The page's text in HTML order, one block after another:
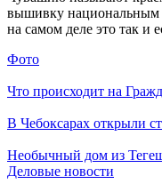
вышивку национальным
на самом деле это так и
Фото
Что происходит на
В Чебоксарах открыли
Необычный дом из
Деловые новости